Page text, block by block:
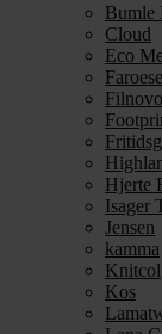
Bumle
Cloud
Eco
Filnovo
Hjerte
Isager
Jensen
kamma
Knitcol
Kos